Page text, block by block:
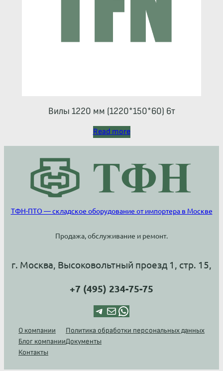
Вилы 1220 мм (1220*150*60) 6т
Read more
ТФН-ПТО — складское оборудование от импортера в Москве
Продажа, обслуживание и ремонт.
г. Москва, Высоковольтный проезд 1, стр. 15,
+7 (495) 234-75-75
Telegram Почта WhatsApp
О компании
Блог компании
Контакты
Политика обработки персональных данных
Документы